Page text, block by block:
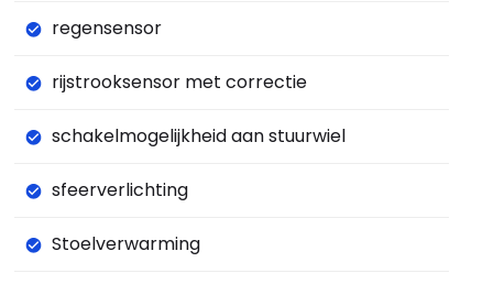
regensensor
rijstrooksensor met correctie
schakelmogelijkheid aan stuurwiel
sfeerverlichting
Stoelverwarming